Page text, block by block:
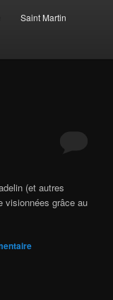
Saint Martin
(et autres
visionnées grâce au